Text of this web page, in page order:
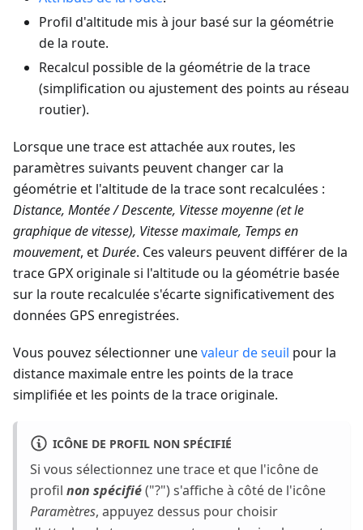
Profil d'altitude mis à jour basé sur la géométrie
de la route.
Recalcul possible de la géométrie de la trace
(simplification ou ajustement des points au réseau
routier).
Lorsque une trace est attachée aux routes, les
paramètres suivants peuvent changer car la
géométrie et l'altitude de la trace sont recalculées :
Distance, Montée / Descente, Vitesse moyenne (et le
graphique de vitesse), Vitesse maximale, Temps en
mouvement, etDurée. Ces valeurs peuvent différer de la
trace GPX originale si l'altitude ou la géométrie basée
sur la route recalculée s'écarte significativement des
données GPS enregistrées.
Vous pouvez sélectionner unevaleur de seuil pour la
distance maximale entre les points de la trace
simplifiée et les points de la trace originale.
ICÔNE DE PROFIL NON SPÉCIFIÉ
Si vous sélectionnez une trace et que l'icône de
profil non spécifié("?") s'affiche à côté de l'icône
Paramètres, appuyez dessus pour choisir